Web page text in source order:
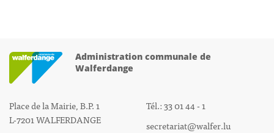
Administration communale de
Walferdange
Place de la Mairie, B.P. 1
L-7201 WALFERDANGE
Tél.: 33 01 44 - 1
secretariat@walfer.lu